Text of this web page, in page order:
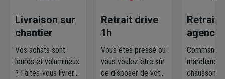
Livraison sur
chantier
Vos achats sont
lourds et volumineux
? Faites-vous livrer
Retrait drive
1h
Vous êtes pressé ou
vous voulez être sûr
de disposer de votre
Retrait
agence